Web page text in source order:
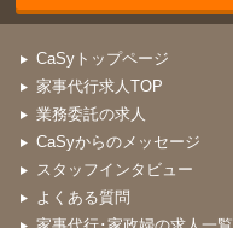
CaSyトップページ
家事代行求人TOP
業務委託の求人
CaSyからのメッセージ
スタッフインタビュー
よくある質問